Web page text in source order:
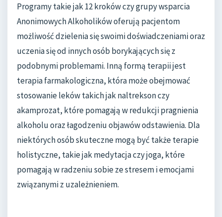
Programy takie jak 12 kroków czy grupy wsparcia
Anonimowych Alkoholików oferują pacjentom
możliwość dzielenia się swoimi doświadczeniami oraz
uczenia się od innych osób borykających się z
podobnymi problemami. Inną formą terapii jest
terapia farmakologiczna, która może obejmować
stosowanie leków takich jak naltrekson czy
akamprozat, które pomagają w redukcji pragnienia
alkoholu oraz łagodzeniu objawów odstawienia. Dla
niektórych osób skuteczne mogą być także terapie
holistyczne, takie jak medytacja czy joga, które
pomagają w radzeniu sobie ze stresem i emocjami
związanymi z uzależnieniem.